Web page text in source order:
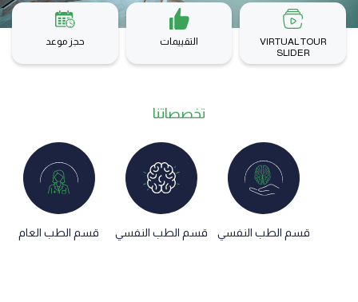
VIRTUAL TOUR
SLIDER
حجز موعد التقييمات
تخصصاتنا
قسم الطب النفسي​ قسم الطب النفسي​ قسم الطب العام